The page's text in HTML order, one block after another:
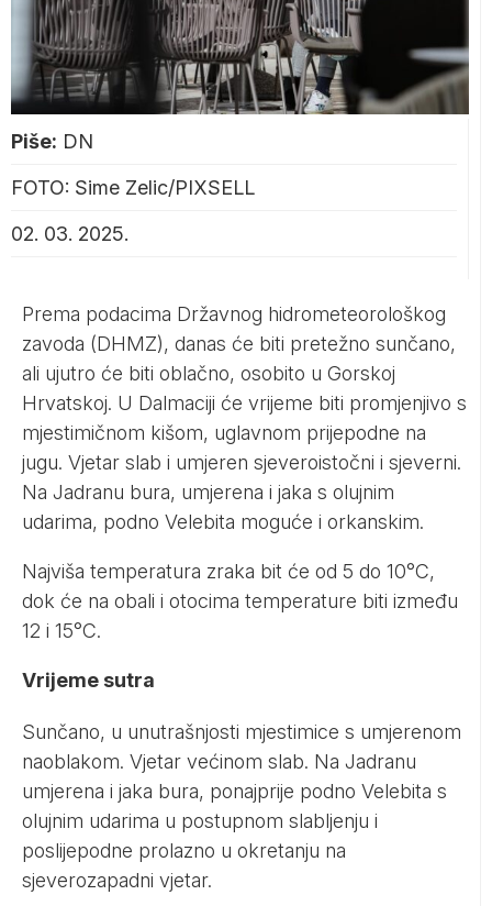
Piše: DN
FOTO: Sime Zelic/PIXSELL
02. 03. 2025.
Prema podacima Državnog hidrometeorološkog
zavoda (DHMZ), danas će biti pretežno sunčano,
ali ujutro će biti oblačno, osobito u Gorskoj
Hrvatskoj. U Dalmaciji će vrijeme biti promjenjivo s
mjestimičnom kišom, uglavnom prijepodne na
jugu. Vjetar slab i umjeren sjeveroistočni i sjeverni.
Na Jadranu bura, umjerena i jaka s olujnim
udarima, podno Velebita moguće i orkanskim.
Najviša temperatura zraka bit će od 5 do 10°C,
dok će na obali i otocima temperature biti između
12 i 15°C.
Vrijeme sutra
Sunčano, u unutrašnjosti mjestimice s umjerenom
naoblakom. Vjetar većinom slab. Na Jadranu
umjerena i jaka bura, ponajprije podno Velebita s
olujnim udarima u postupnom slabljenju i
poslijepodne prolazno u okretanju na
sjeverozapadni vjetar.